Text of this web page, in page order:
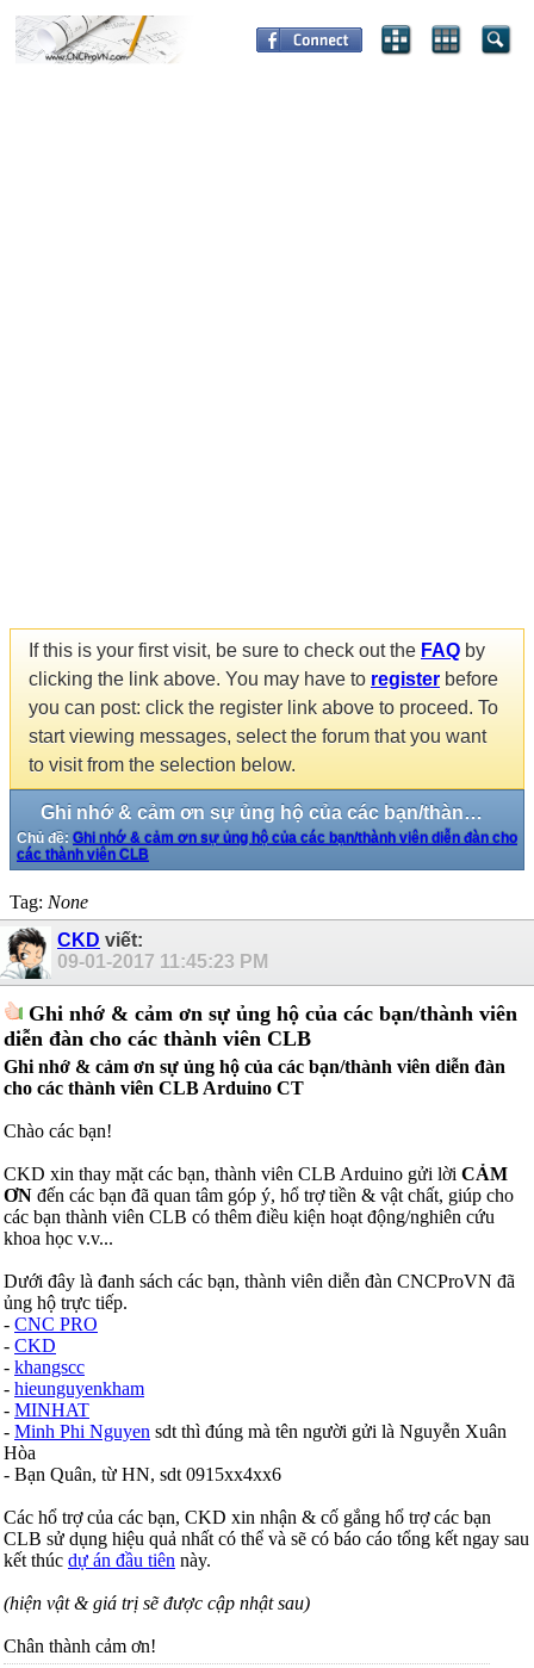
If this is your first visit, be sure to check out the FAQ by
clicking the link above. You may have to register before
you can post: click the register link above to proceed. To
start viewing messages, select the forum that you want
to visit from the selection below.
Ghi nhớ & cảm ơn sự ủng hộ của các bạn/thành viên diễn đàn cho các thành viên CLB
Chủ đề: Ghi nhớ & cảm ơn sự ủng hộ của các bạn/thành viên diễn đàn cho
các thành viên CLB
Tag: None
CKD viết:
09-01-2017 11:45:23 PM
Ghi nhớ & cảm ơn sự ủng hộ của các bạn/thành viên
diễn đàn cho các thành viên CLB
Ghi nhớ & cảm ơn sự ủng hộ của các bạn/thành viên diễn đàn
cho các thành viên CLB Arduino CT
Chào các bạn!
CKD xin thay mặt các bạn, thành viên CLB Arduino gửi lời CẢM
ƠN đến các bạn đã quan tâm góp ý, hổ trợ tiền & vật chất, giúp cho
các bạn thành viên CLB có thêm điều kiện hoạt động/nghiên cứu
khoa học v.v...
Dưới đây là đanh sách các bạn, thành viên diễn đàn CNCProVN đã
ủng hộ trực tiếp.
- CNC PRO
- CKD
- khangscc
- hieunguyenkham
- MINHAT
- Minh Phi Nguyen sdt thì đúng mà tên người gửi là Nguyễn Xuân
Hòa
- Bạn Quân, từ HN, sdt 0915xx4xx6
Các hổ trợ của các bạn, CKD xin nhận & cố gắng hổ trợ các bạn
CLB sử dụng hiệu quả nhất có thể và sẽ có báo cáo tổng kết ngay sau
kết thúc dự án đầu tiên này.
(hiện vật & giá trị sẽ được cập nhật sau)
Chân thành cảm ơn!